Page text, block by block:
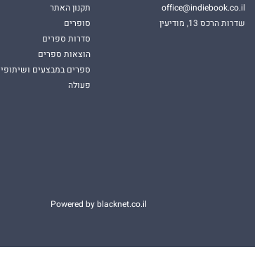
office@indiebook.co.il
שדרות הרכס 13, מודיעין
תקנון האתר
סופרים
סדרות ספרים
הוצאות ספרים
ספרים במבצעים ושיתופי
פעולה
Powered by blacknet.co.il